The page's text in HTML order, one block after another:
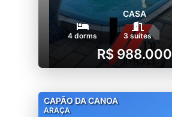
CASA
4 dorms 3 suítes
R$ 988.000
CAPÃO DA CANOA
ARAÇA